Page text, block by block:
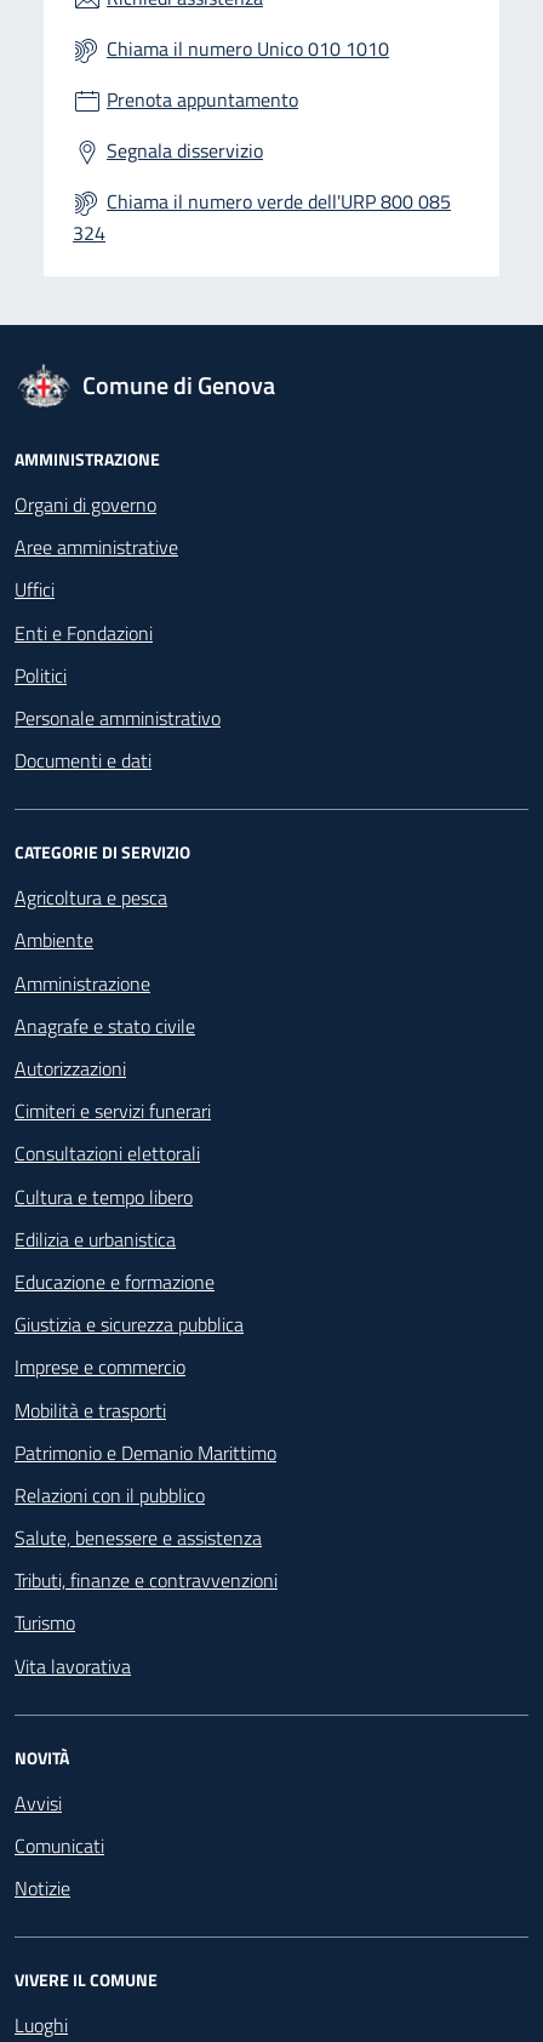
Chiama il numero Unico 010 1010
Prenota appuntamento
Segnala disservizio
Chiama il numero verde dell'URP 800 085
324
logo Unione Europea
Comune di Genova
Footer - Navigazione
AMMINISTRAZIONE
Organi di governo
Aree amministrative
Uffici
Enti e Fondazioni
Politici
Personale amministrativo
Documenti e dati
CATEGORIE DI SERVIZIO
Agricoltura e pesca
Ambiente
Amministrazione
Anagrafe e stato civile
Autorizzazioni
Cimiteri e servizi funerari
Consultazioni elettorali
Cultura e tempo libero
Edilizia e urbanistica
Educazione e formazione
Giustizia e sicurezza pubblica
Imprese e commercio
Mobilità e trasporti
Patrimonio e Demanio Marittimo
Relazioni con il pubblico
Salute, benessere e assistenza
Tributi, finanze e contravvenzioni
Turismo
Vita lavorativa
NOVITÀ
Avvisi
Comunicati
Notizie
VIVERE IL COMUNE
Luoghi